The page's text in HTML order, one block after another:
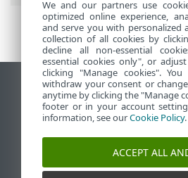
Переглянути повну
End of Life
База знань ESET
Форум ESET
ESET Status Portal
We and our partners use
optimized online experience,
and serve you with personalized
collection of all cookies by
decline all non-essential
essential cookies only", or
clicking "Manage cookies".
withdraw your consent or
anytime by clicking the "Manage
footer or in your account
information, see ourCookie Policy.
ACCEPT ALL